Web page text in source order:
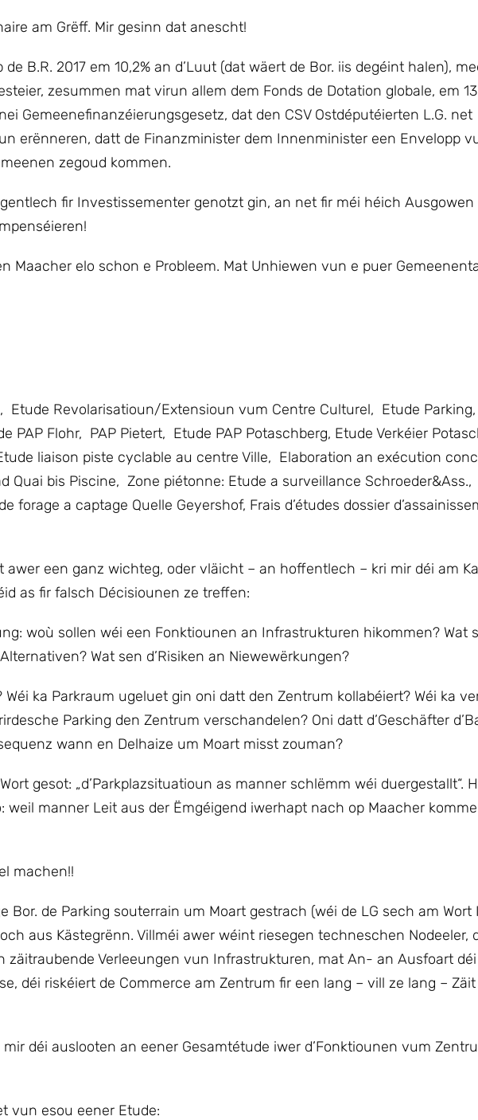
am Grëff. Mir gesinn dat anescht!
B.R. 2017 em 10,2% an d’Luut (dat wäert de Bor. iis degéint halen),
zesummen mat virun allem dem Fonds de Dotation globale, em
Gemeenefinanzéierungsgesetz, dat den CSV Ostdéputéierten L.G. net
erënneren, datt de Finanzminister dem Innenminister een Envelopp
zegoud kommen.
fir Investissementer genotzt gin, an net fir méi héich Ausgowen
Maacher elo schon e Probleem. Mat Unhiewen vun e puer
Etude Revolarisatioun/Extensioun vum Centre Culturel, Etude
PAP Flohr, PAP Pietert, Etude PAP Potaschberg, Etude Verkéier
liaison piste cyclable au centre Ville, Elaboration an exécution
Quai bis Piscine, Zone piétonne: Etude a surveillance
forage a captage Quelle Geyershof, Frais d’études dossier
awer een ganz wichteg, oder vläicht – an hoffentlech – kri mir déi am
as fir falsch Décisiounen ze treffen:
woù sollen wéi een Fonktiounen an Infrastrukturen hikommen? Wat
Wat sen d’Risiken an Niewewërkungen?
Wéi ka Parkraum ugeluet gin oni datt den Zentrum kollabéiert? Wéi ka
Parking den Zentrum verschandelen? Oni datt d’Geschäfter
wann en Delhaize um Moart misst zouman?
gesot: „d’Parkplazsituatioun as manner schlëmm wéi duergestallt“.
weil manner Leit aus der Ëmgéigend iwerhapt nach op Maacher
machen!!
Bor. de Parking souterrain um Moart gestrach (wéi de LG sech am
aus Kästegrënn. Villméi awer wéint riesegen techneschen Nodeeler,
zäitraubende Verleeungen vun Infrastrukturen, mat An- an Ausfoart
déi riskéiert de Commerce am Zentrum fir een lang – vill ze lang –
déi auslooten an eener Gesamtétude iwer d’Fonktiounen vum
vun esou eener Etude: